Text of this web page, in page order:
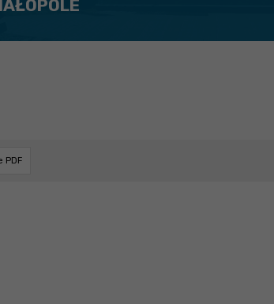
PDF